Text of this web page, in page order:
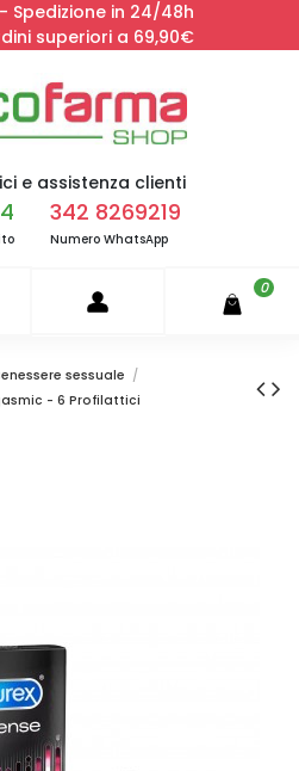
Spedizione in 24/48h
superiori a 69,90€
e assistenza clienti
342 8269219
Numero WhatsApp
0
sessuale
- 6 Profilattici